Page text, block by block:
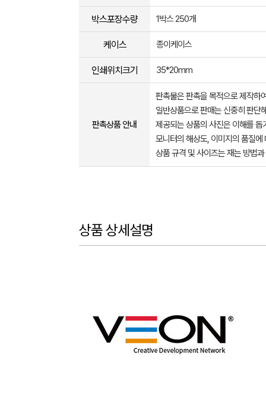
박스포장수량 1박스 250개
케이스 종이케이스
인쇄위치크기 35*20mm
판촉상품 안내
판촉물은 판촉을 목적으로 제작하
일반상품으로 판매는 신중히 판단
제공되는 상품의 사진은 이해를
모니터의 해상도, 이미지의 품질
상품 규격 및 사이즈는 재는 방법
상품 상세설명